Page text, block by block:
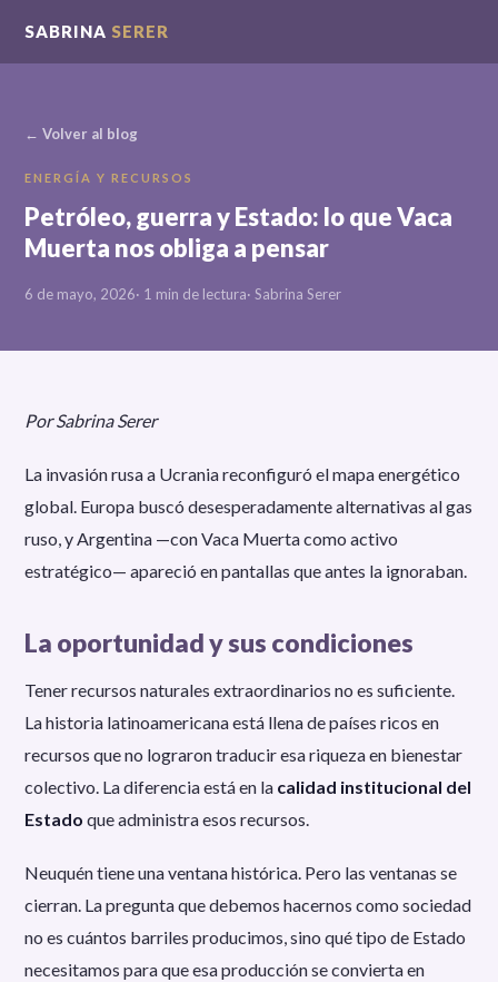
SABRINA SERER
← Volver al blog
ENERGÍA Y RECURSOS
Petróleo, guerra y Estado: lo que Vaca
Muerta nos obliga a pensar
6 de mayo, 2026· 1 min de lectura· Sabrina Serer
Por Sabrina Serer
La invasión rusa a Ucrania reconfiguró el mapa energético
global. Europa buscó desesperadamente alternativas al gas
ruso, y Argentina —con Vaca Muerta como activo
estratégico— apareció en pantallas que antes la ignoraban.
La oportunidad y sus condiciones
Tener recursos naturales extraordinarios no es suficiente.
La historia latinoamericana está llena de países ricos en
recursos que no lograron traducir esa riqueza en bienestar
colectivo. La diferencia está en la calidad institucional del
Estado que administra esos recursos.
Neuquén tiene una ventana histórica. Pero las ventanas se
cierran. La pregunta que debemos hacernos como sociedad
no es cuántos barriles producimos, sino qué tipo de Estado
necesitamos para que esa producción se convierta en